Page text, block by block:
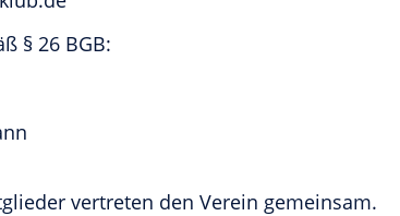
§ 26 BGB:
vertreten den Verein gemeinsam.